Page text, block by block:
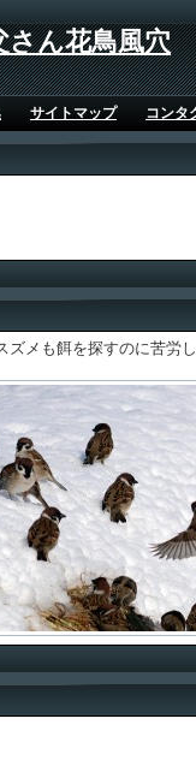
さん花鳥風穴
サイトマップ コンタ
メも餌を探すのに苦労